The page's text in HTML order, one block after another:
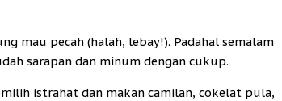
mau pecah (halah, lebay!). Padahal semalam
sarapan dan minum dengan cukup.
istrahat dan makan camilan, cokelat pula,